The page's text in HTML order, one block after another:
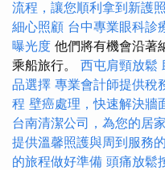
流程，讓您順利拿到新護照
細心照顧 台中專業眼科診
曝光度 他們將有機會沿著
乘船旅行。 西屯肩頸放鬆
品選擇 專業會計師提供稅
程 壁癌處理，快速解決牆
台南清潔公司，為您的居
提供溫馨照護與周到服務
的旅程做好準備 頭痛放鬆